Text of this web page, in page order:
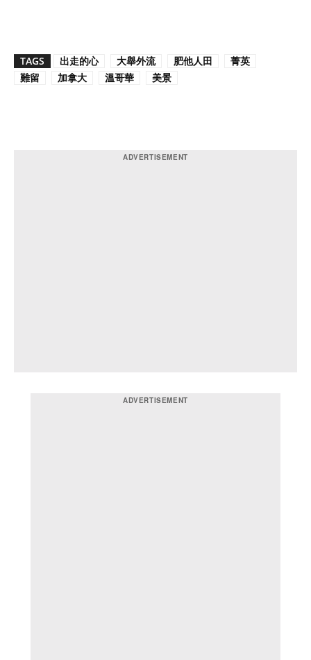
TAGS 出走的心 大舉外流 肥他人田
菁英
難留
加拿大 溫哥華 美景